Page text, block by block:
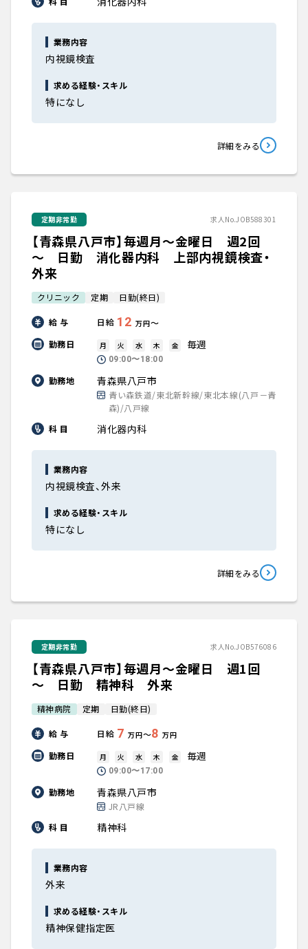
業務内容
内視鏡検査
求める経験・スキル
特になし
詳細をみる
定期非常勤 求人No.JOB588301
【青森県八戸市】毎週月～金曜日 週2回
～ 日勤 消化器内科 上部内視鏡検査・
外来
クリニック 定期 日勤(終日)
給 与 日給 12 万円〜
勤務日
月 火 水 木 金 毎週
09:00〜18:00
勤務地 青森県八戸市
青い森鉄道/東北新幹線/東北本線(八戸－青
森)/八戸線
科 目
消化器内科
業務内容
内視鏡検査、外来
求める経験・スキル
特になし
詳細をみる
定期非常勤 求人No.JOB576086
【青森県八戸市】毎週月～金曜日 週1回
～ 日勤 精神科 外来
精神病院 定期 日勤(終日)
給 与 日給 7 万円〜8 万円
勤務日 月 火 水 木 金 毎週
09:00〜17:00
勤務地 青森県八戸市
JR八戸線
科 目
精神科
業務内容
外来
求める経験・スキル
精神保健指定医